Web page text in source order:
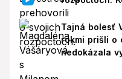
Tajná bolesť
rokmi prišli o
nedokázala